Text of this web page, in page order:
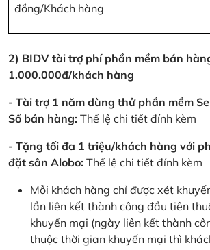
đồng/Khách hàng
2) BIDV tài trợ phí phần mềm bán
1.000.000đ/khách hàng
- Tài trợ 1 năm dùng thử phần mềm
Sổ bán hàng: Thể lệ chi tiết đính kèm
- Tặng tối đa 1 triệu/khách hàng với
đặt sân Alobo: Thể lệ chi tiết đính kèm
Mỗi khách hàng chỉ được xét
lần liên kết thành công đầu tiên
khuyến mại (ngày liên kết thành
thuộc thời gian khuyến mại thì